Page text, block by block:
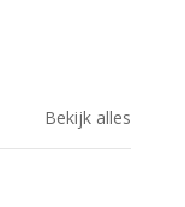
Bekijk alles